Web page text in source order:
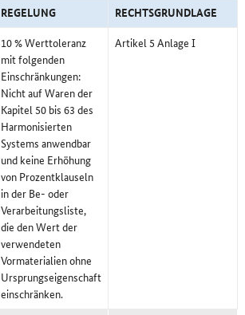
REGELUNG
RECHTSGRUNDLAGE
10 % Werttoleranz
mit folgenden
Einschränkungen:
Nicht auf Waren der
Kapitel 50 bis 63 des
Harmonisierten
Systems anwendbar
und keine Erhöhung
von Prozentklauseln
in der Be- oder
Verarbeitungsliste,
die den Wert der
verwendeten
Vormaterialien ohne
Ursprungseigenschaft
einschränken.
Artikel 5 Anlage I